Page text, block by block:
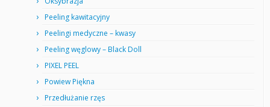
Peeling kawitacyjny
Peelingi medyczne – kwasy
Peeling węglowy – Black Doll
PIXEL PEEL
Powiew Piękna
Przedłużanie rzęs